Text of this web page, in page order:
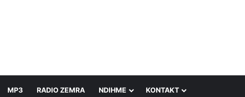
MP3 RADIO ZEMRA NDIHME KONTAKT